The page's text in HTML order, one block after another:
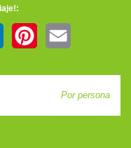
LinkedIn Pinterest
Por persona